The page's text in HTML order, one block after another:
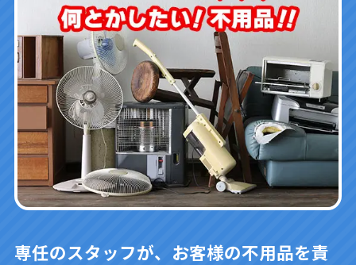
専任のスタッフが、お客様の不用品を責